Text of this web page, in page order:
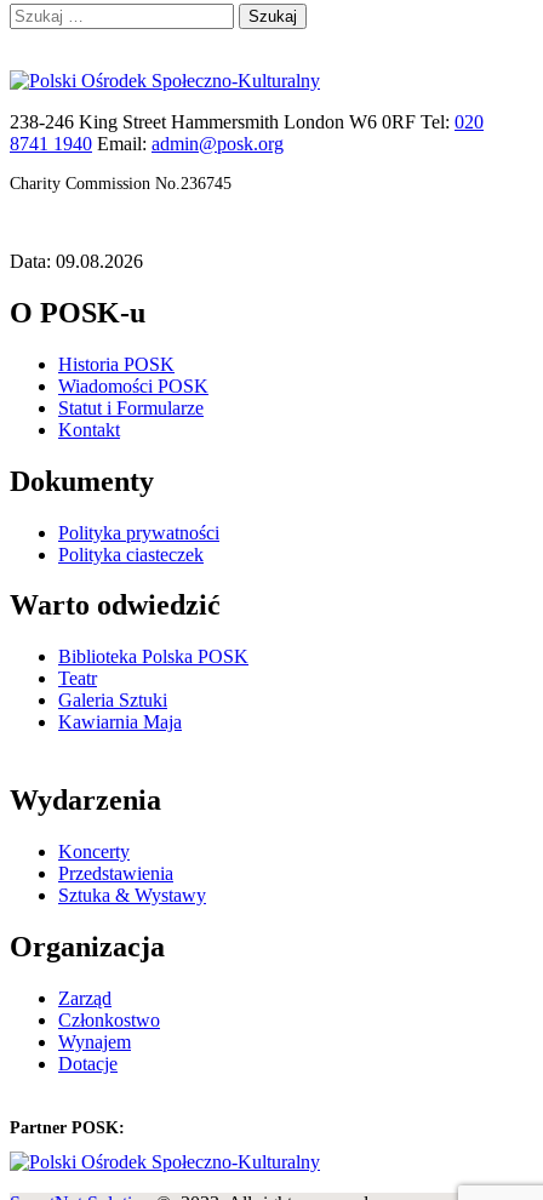
Szukaj:
238-246 King Street Hammersmith London W6 0RF Tel: 020
8741 1940 Email: admin@posk.org
Charity Commission No.236745
Data: 09.08.2026
O POSK-u
Historia POSK
Wiadomości POSK
Statut i Formularze
Kontakt
Dokumenty
Polityka prywatności
Polityka ciasteczek
Warto odwiedzić
Biblioteka Polska POSK
Teatr
Galeria Sztuki
Kawiarnia Maja
Wydarzenia
Koncerty
Przedstawienia
Sztuka & Wystawy
Organizacja
Zarząd
Członkostwo
Wynajem
Dotacje
Partner POSK: